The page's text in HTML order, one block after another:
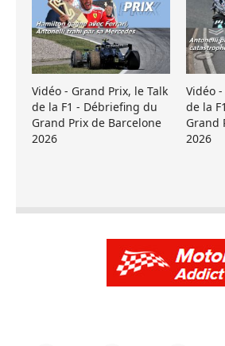
Vidéo - Grand Prix, le Talk
de la F1 - Débriefing du
Grand Prix de Barcelone
2026
Vidéo
de la
Grand
2026